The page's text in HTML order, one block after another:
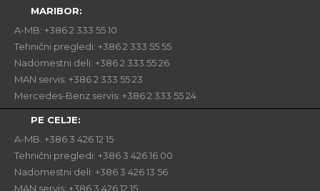
MARIBOR:
A-MB: +386 2 333 55 10
Tehnični pregledi: +386 2 333 55 55
Nadomestni deli: +386 2 333 55 26
MAN servis: +386 2 333 55 23
Mercedes-Benz servis: +386 2 333 55 24
PE CELJE:
A-MB: +386 3 426 12 15
Tehnični pregledi: +386 3 426 16 00
Nadomestni deli: +386 3 426 13 56
MAN servis: +386 3 426 12 15